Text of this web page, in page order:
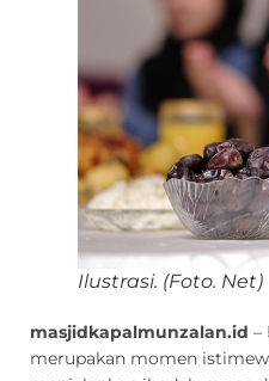
Ilustrasi. (Foto. Net)
masjidkapalmunzalan.id –
merupakan momen